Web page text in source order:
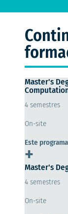
Master's
4 semestres
On-site
Este
+
Master's
4 semestres
On-site